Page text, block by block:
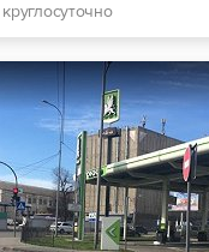
круглосуточно